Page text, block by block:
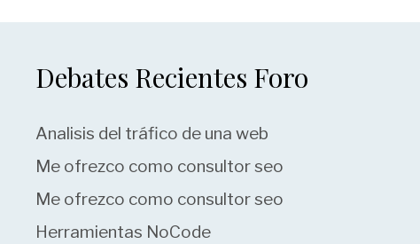
Debates Recientes Foro
Analisis del tráfico de una web
Me ofrezco como consultor seo
Me ofrezco como consultor seo
Herramientas NoCode